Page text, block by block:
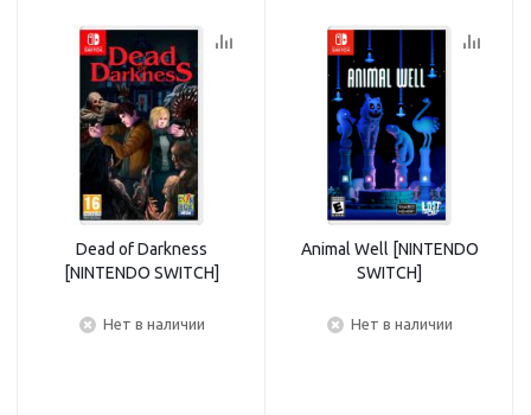
Dead of Darkness
[NINTENDO SWITCH]
Нет в наличии
Animal Well [NINTENDO
SWITCH]
Нет в наличии